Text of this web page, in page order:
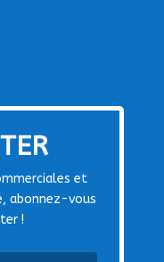
et
abonnez-vous
!